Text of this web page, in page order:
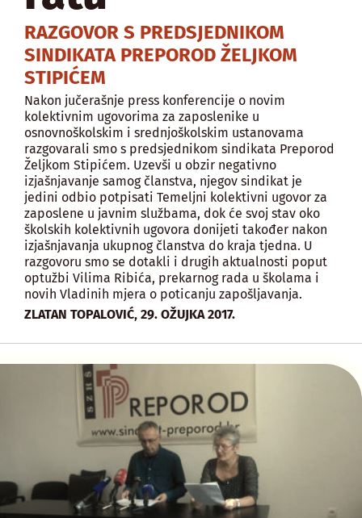
RAZGOVOR S PREDSJEDNIKOM
SINDIKATA PREPOROD ŽELJKOM
STIPIĆEM
Nakon jučerašnje press konferencije o novim
kolektivnim ugovorima za zaposlenike u
osnovnoškolskim i srednjoškolskim ustanovama
razgovarali smo s predsjednikom sindikata Preporod
Željkom Stipićem. Uzevši u obzir negativno
izjašnjavanje samog članstva, njegov sindikat je
jedini odbio potpisati Temeljni kolektivni ugovor za
zaposlene u javnim službama, dok će svoj stav oko
školskih kolektivnih ugovora donijeti također nakon
izjašnjavanja ukupnog članstva do kraja tjedna. U
razgovoru smo se dotakli i drugih aktualnosti poput
optužbi Vilima Ribića, prekarnog rada u školama i
novih Vladinih mjera o poticanju zapošljavanja.
ZLATAN TOPALOVIĆ, 29. OŽUJKA 2017.